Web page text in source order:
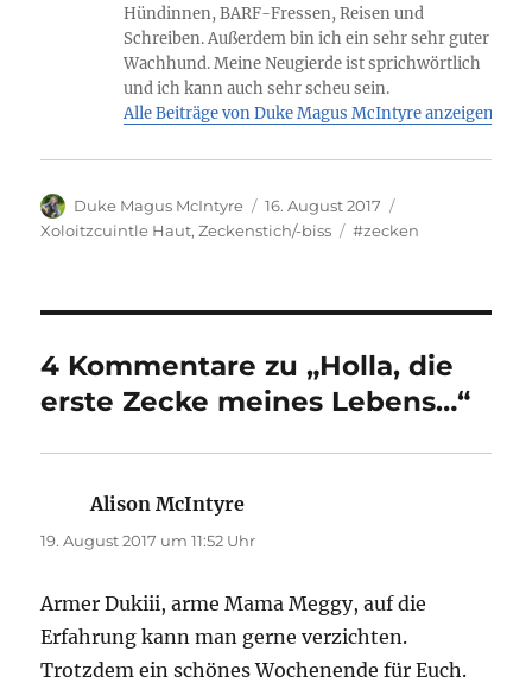
Hündinnen, BARF-Fressen, Reisen und
Schreiben. Außerdem bin ich ein sehr sehr guter
Wachhund. Meine Neugierde ist sprichwörtlich
und ich kann auch sehr scheu sein.
Alle Beiträge von Duke Magus McIntyre anzeigen
Autor
Duke Magus McIntyre
Veröffentlicht
am
16. August 2017
Kategorien
Xoloitzcuintle Haut,Zeckenstich/-biss Schlagwörter
#zecken
4 Kommentare zu „Holla, die
erste Zecke meines Lebens…“
Alison McIntyre
19. August 2017 um 11:52 Uhr
Armer Dukiii, arme Mama Meggy, auf die
Erfahrung kann man gerne verzichten.
Trotzdem ein schönes Wochenende für Euch.